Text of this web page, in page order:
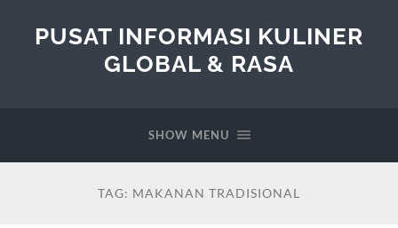
PUSAT INFORMASI KULINER
GLOBAL & RASA
SHOW MENU
TAG: MAKANAN TRADISIONAL